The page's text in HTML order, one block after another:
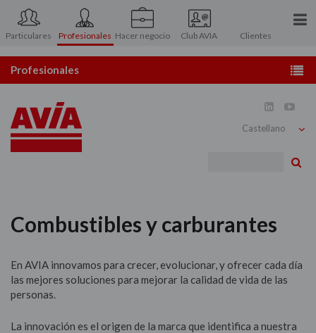
 
Particulares Profesionales Hacer negocio Club AVIA Clientes
Profesionales
Estaciones de servicio
Distribución de gasóleo
Atención al usuario
Combustibles y carburantes
En AVIA innovamos para crecer, evolucionar, y ofrecer cada día
las mejores soluciones para mejorar la calidad de vida de las
personas.
La innovación es el origen de la marca que identifica a nuestra